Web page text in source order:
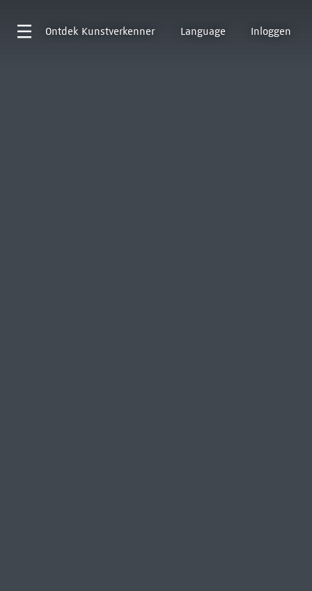
Ontdek Kunstverkenner Language Inloggen